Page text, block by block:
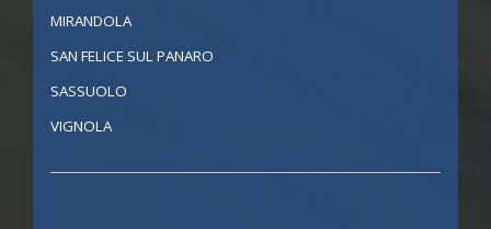
MIRANDOLA
SAN FELICE SUL PANARO
SASSUOLO
VIGNOLA